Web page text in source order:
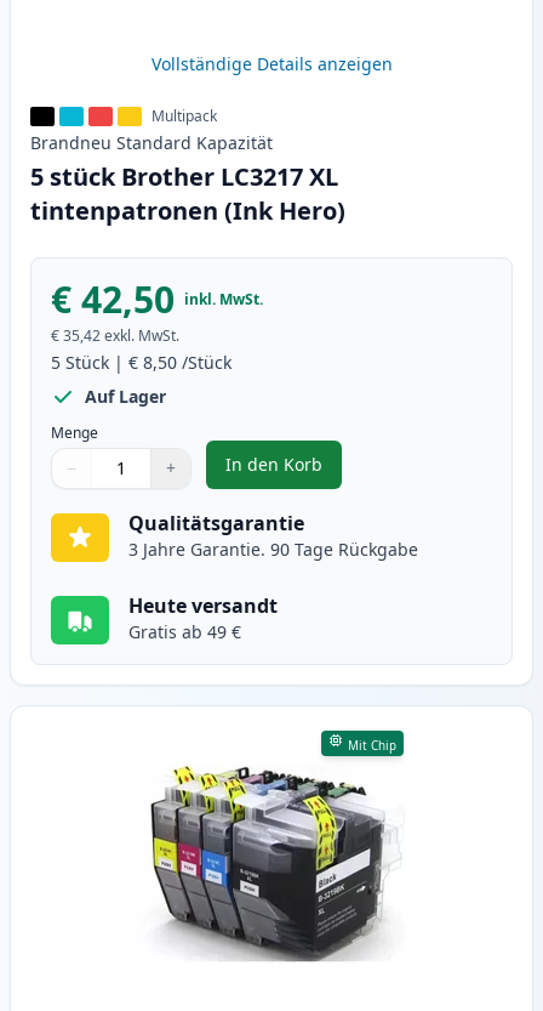
Vollständige Details anzeigen
Multipack
Brandneu Standard Kapazität
5 stück Brother LC3217 XL
tintenpatronen (Ink Hero)
€ 42,50 inkl. MwSt.
€ 35,42exkl. MwSt.
5 Stück | € 8,50 /Stück
Auf Lager
Menge
Verwenden Sie die Tasten, um anzupassen
− +
1
In den Korb
, 5 stück Brother LC3217 XL
Qualitätsgarantie
3 Jahre Garantie. 90 Tage Rückgabe
Heute versandt
Gratis ab 49 €
Mit Chip